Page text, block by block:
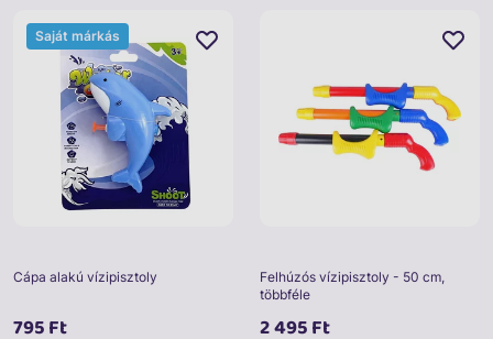
Cápa alakú vízipisztoly
795 Ft
Saját márkás
Felhúzós vízipisztoly - 50 cm,
többféle
2 495 Ft